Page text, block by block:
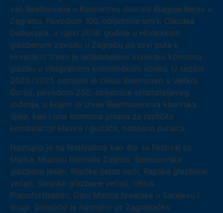
van Beethovena u Koncertnoj dvorani Blagoje Bersa u
Zagrebu. Povodom 100. obljetnice smrti Claudea
Debussyja, u rujnu 2018. godine u Hrvatskom
glazbenom zavodu u Zagrebu po prvi puta u
Hrvatskoj izveo je skladateljevu klavirsku komornu
glazbu u integralnom kronološkom obliku. U sezoni
2020./2021. osmislio je ciklus Beethoven u Velikoj
Gorici, povodom 250. obljetnice skladateljevog
rođenja, u kojem je izveo Beethovenova klavirska
djela, kao i ona komorna pisana za različite
kombinacije klavira i gudača, odnosno puhača.
Nastupio je na festivalima kao što su Festival sv.
Marka, Muzički biennale Zagreb, Samoborska
glazbena jesen, Riječke ljetne noći, Rapske glazbene
večeri, Senjske glazbene večeri, ciklus
Pianofortissimo, Dani Matice hrvatske u Sarajevu i
drugi. Solistički je nastupio uz Zagrebačku